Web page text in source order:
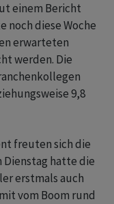
einem Bericht
noch diese Woche
erwarteten
werden. Die
9,8
freuten sich die
Dienstag hatte die
erstmals auch
vom Boom rund